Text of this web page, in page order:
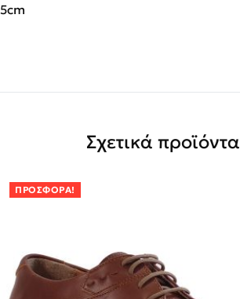
5cm
Σχετικά προϊόντα
ΠΡΟΣΦΟΡΆ!